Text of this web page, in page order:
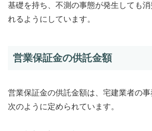
基礎を持ち、不測の事態が発生しても
れるようにしています。
営業保証金の供託金額
営業保証金の供託金額は、宅建業者の
次のように定められています。